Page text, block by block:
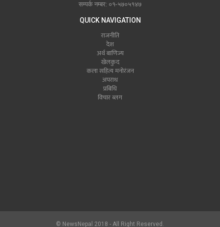
सम्पर्क नम्बर: ०१-५७०५१४७
QUICK NAVIGATION
राजनीति
देश
अर्थ बाणिज्य
खेलकुद
कला सहित्य मनोरंजन
अपराध
प्रबिधि
विचार ब्लग
© NewsNepal 2018 - All Right Reserved.